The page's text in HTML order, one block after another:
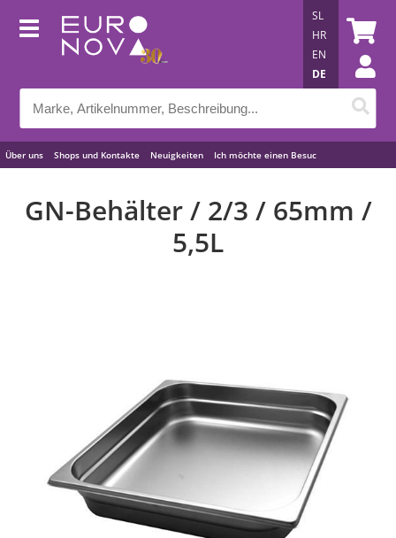
Über uns Shops und Kontakte Neuigkeiten Ich möchte einen Besuc
SL
HR
EN
DE
GN-Behälter / 2/3 / 65mm /
5,5L